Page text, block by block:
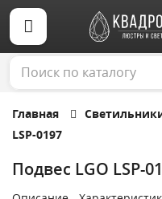
Главная
LSP-0197
Подвес LGO LSP-